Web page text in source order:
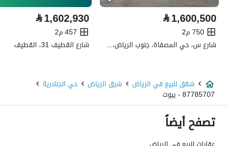
كهرباء
نعم
صرف صحي
هاتف
نعم
تفاصيل اضافية
عمر العقار
⃁1,600,500
750 م2
شارع س، حي المصفاة، جنوب الرياض، الرياض
⃁1,602,930
457 م2
شارع القطيف 31، القطيف
شقق للبيع في الرياض شرق الرياض حي الجنادرية
87785707 - بيوت
تصفح أيضاً